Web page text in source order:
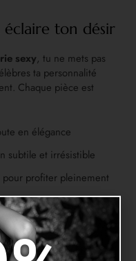
éclaire ton désir
sexy, tu ne mets pas
ta personnalité
Chaque pièce est
en élégance
subtile et irrésistible
profiter pleinement
sans compromis
seule ou pour électriser